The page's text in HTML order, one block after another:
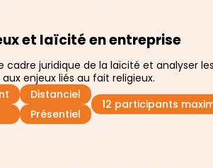
et laïcité en entreprise
cadre juridique de la laïcité et analyser
enjeux liés au fait religieux.
Distanciel
Présentiel
12 participants